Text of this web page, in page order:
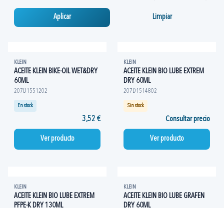
Aplicar Limpiar
KLEIN
ACEITE KLEIN BIKE-OIL WET&DRY
60ML
207D1551202
En stock
3,52 €
Ver producto
KLEIN
ACEITE KLEIN BIO LUBE EXTREM
DRY 60ML
207D1514802
Sin stock
Consultar precio
Ver producto
KLEIN
ACEITE KLEIN BIO LUBE EXTREM
PFPE-K DRY 130ML
KLEIN
ACEITE KLEIN BIO LUBE GRAFEN
DRY 60ML